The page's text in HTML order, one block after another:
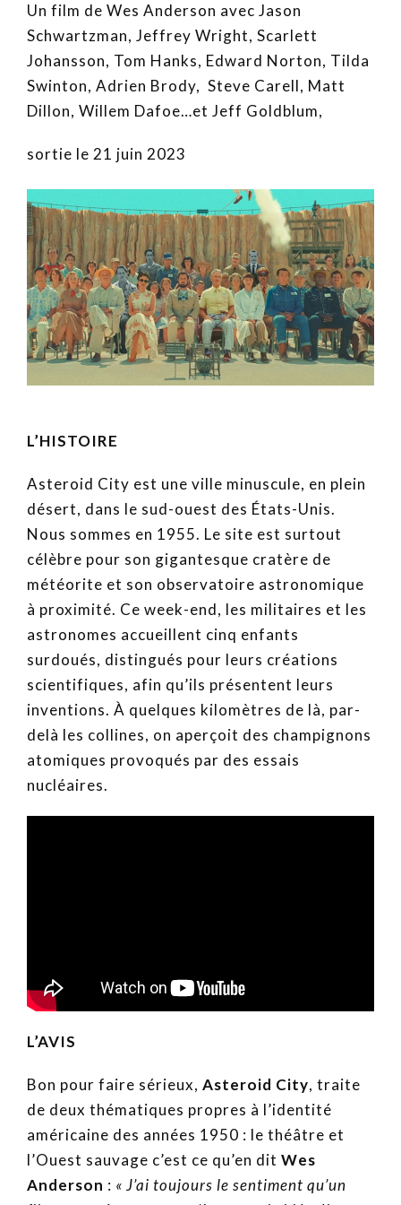
Un film de Wes Anderson avec Jason
Schwartzman, Jeffrey Wright, Scarlett
Johansson, Tom Hanks, Edward Norton, Tilda
Swinton, Adrien Brody, Steve Carell, Matt
Dillon, Willem Dafoe…et Jeff Goldblum,
sortie le 21 juin 2023
L’HISTOIRE
Asteroid City est une ville minuscule, en plein
désert, dans le sud-ouest des États-Unis.
Nous sommes en 1955. Le site est surtout
célèbre pour son gigantesque cratère de
météorite et son observatoire astronomique
à proximité. Ce week-end, les militaires et les
astronomes accueillent cinq enfants
surdoués, distingués pour leurs créations
scientifiques, afin qu’ils présentent leurs
inventions. À quelques kilomètres de là, par-
delà les collines, on aperçoit des champignons
atomiques provoqués par des essais
nucléaires.
L’AVIS
Bon pour faire sérieux, Asteroid City, traite
de deux thématiques propres à l’identité
américaine des années 1950 : le théâtre et
l’Ouest sauvage c’est ce qu’en dit Wes
Anderson : « J’ai toujours le sentiment qu’un